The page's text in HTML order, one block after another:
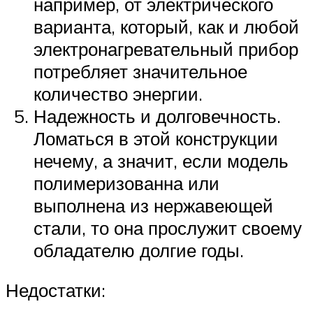
варианта, который, как и любой
электронагревательный прибор
потребляет значительное
количество энергии.
Надежность и долговечность.
Ломаться в этой конструкции
нечему, а значит, если модель
полимеризованна или
выполнена из нержавеющей
стали, то она прослужит своему
обладателю долгие годы.
Недостатки: